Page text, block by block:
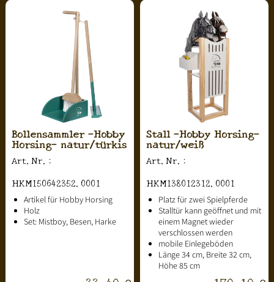
Bollensammler -Hobby
Horsing- natur/türkis
Art.Nr.:
HKM150642352.0001
Artikel für Hobby Horsing
Holz
Set: Mistboy, Besen, Harke
Stall -Hobby Horsing-
natur/weiß
Art.Nr.:
HKM138012312.0001
Platz für zwei Spielpferde
Stalltür kann geöffnet und mit
einem Magnet wieder
verschlossen werden
mobile Einlegeböden
Länge 34 cm, Breite 32 cm,
Höhe 85 cm